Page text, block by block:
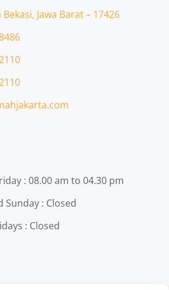
Bekasi, Jawa Barat – 17426
: 08.00 am to 04.30 pm
Sunday : Closed
: Closed